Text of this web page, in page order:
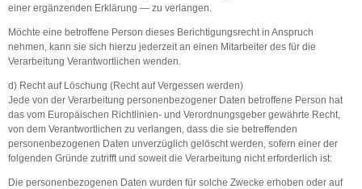
einer ergänzenden Erklärung — zu verlangen.
Möchte eine betroffene Person dieses Berichtigungsrecht in Anspruch
nehmen, kann sie sich hierzu jederzeit an einen Mitarbeiter des für die
Verarbeitung Verantwortlichen wenden.
d) Recht auf Löschung (Recht auf Vergessen werden)
Jede von der Verarbeitung personenbezogener Daten betroffene Person hat
das vom Europäischen Richtlinien- und Verordnungsgeber gewährte Recht,
von dem Verantwortlichen zu verlangen, dass die sie betreffenden
personenbezogenen Daten unverzüglich gelöscht werden, sofern einer der
folgenden Gründe zutrifft und soweit die Verarbeitung nicht erforderlich ist:
Die personenbezogenen Daten wurden für solche Zwecke erhoben oder auf